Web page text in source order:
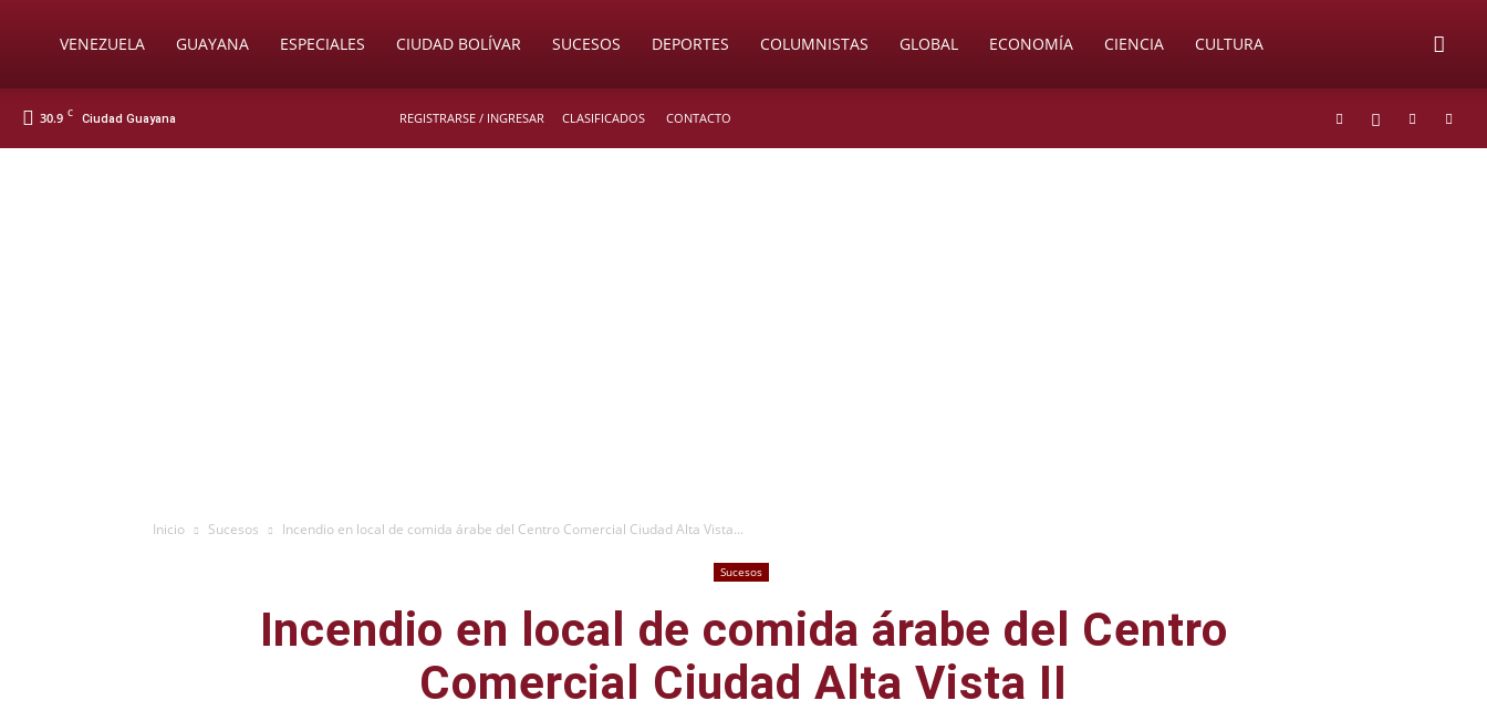
SoyVENEZUELA GUAYANA ESPECIALES CIUDAD BOLÍVAR SUCESOS DEPORTES COLUMNISTAS GLOBAL ECONOMÍA CIENCIA CULTURA
30.9 C Ciudad Guayana REGISTRARSE / INGRESAR CLASIFICADOS CONTACTO
Inicio Sucesos Incendio en local de comida árabe del Centro Comercial Ciudad Alta Vista...
Sucesos
Incendio en local de comida árabe del Centro
Comercial Ciudad Alta Vista II